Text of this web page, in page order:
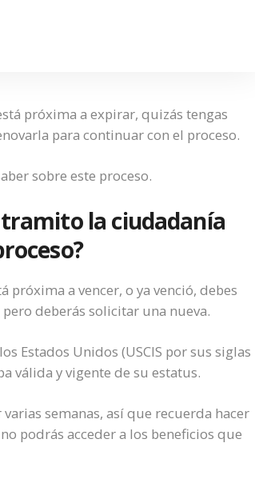
próxima a expirar, quizás tengas
para continuar con el proceso.
sobre este proceso.
la ciudadanía
próxima a vencer, o ya venció, debes
deberás solicitar una nueva.
Estados Unidos (USCIS por sus siglas
válida y vigente de su estatus.
semanas, así que recuerda hacer
podrás acceder a los beneficios que